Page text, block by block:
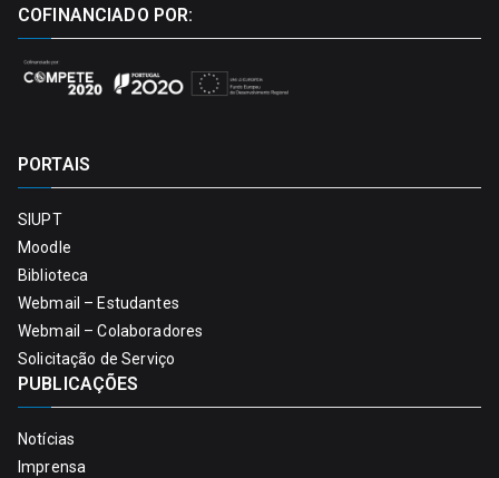
COFINANCIADO POR:
PORTAIS
SIUPT
Moodle
Biblioteca
Webmail – Estudantes
Webmail – Colaboradores
Solicitação de Serviço
PUBLICAÇÕES
Notícias
Imprensa